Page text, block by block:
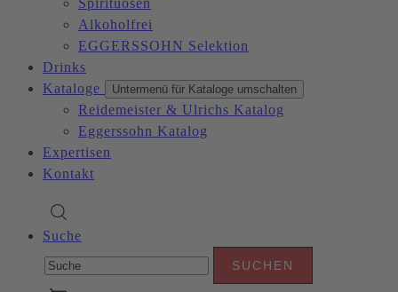
Spirituosen
Alkoholfrei
EGGERSSOHN Selektion
Drinks
Kataloge
Untermenü für Kataloge umschalten
Reidemeister & Ulrichs Katalog
Eggerssohn Katalog
Expertisen
Kontakt
Suche